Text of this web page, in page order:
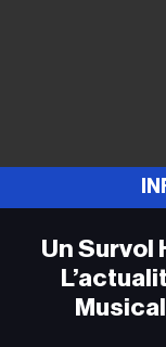
Kendrick
l'année
Un Survol